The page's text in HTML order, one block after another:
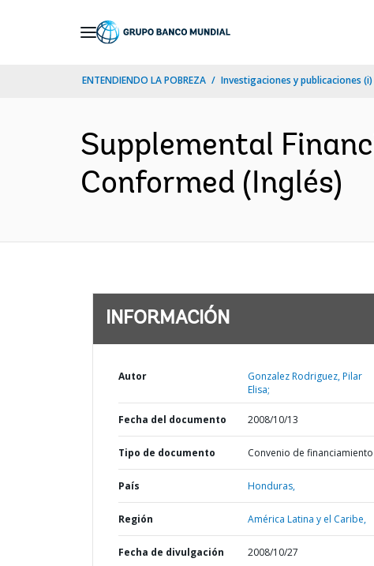
ENTENDIENDO LA POBREZA Investigaciones y publicaciones (i)
Supplemental
Conformed (Inglés)
INFORMACIÓN
Autor
Gonzalez Rodriguez, Pilar
Elisa;
Fecha del documento 2008/10/13
Tipo de documento Convenio de financiamiento
País Honduras,
Región América Latina y el Caribe,
Fecha de divulgación 2008/10/27